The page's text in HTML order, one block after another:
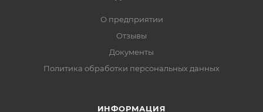
О предприятии
Отзывы
Документы
Политика обработки персональных данных
ИНФОРМАЦИЯ